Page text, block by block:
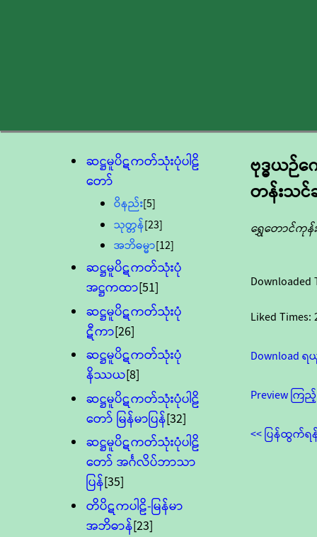
ဆဋ္ဌမူပိဋကတ်သုံးပုံပါဠိ
တော်
ဝိနည်း[5]
သုတ္တန်[23]
အဘိဓမ္မာ[12]
ဆဋ္ဌမူပိဋကတ်သုံးပုံ
အဋ္ဌကထာ[51]
ဆဋ္ဌမူပိဋကတ်သုံးပုံ
ဋီကာ[26]
ဆဋ္ဌမူပိဋကတ်သုံးပုံ
နိဿယ[8]
ဆဋ္ဌမူပိဋကတ်သုံးပုံပါဠိ
တော် မြန်မာပြန်[32]
ဆဋ္ဌမူပိဋကတ်သုံးပုံပါဠိ
တော် အင်္ဂလိပ်ဘာသာ
ပြန်[35]
တိပိဋကပါဠိ-မြန်မာ
အဘိဓာန်[23]
ဗုဒ္ဓယဉ်
တန်းသင်
ရွှေတောင်ကုန်
Downloaded
Liked Times:
Download
Preview ကြ
<< ပြန်ထွက်ရ